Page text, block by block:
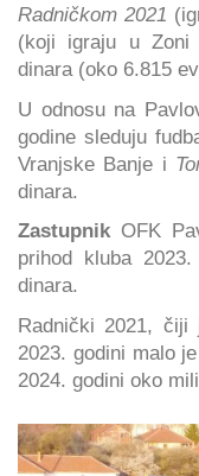
Radničkom 2021
(koji igraju u
dinara (oko 6.815
U odnosu na
godine sleduju
Vranjske Banje i
dinara.
Zastupnik OFK
prihod kluba
dinara.
Radnički 2021, čiji
2023. godini malo
2024. godini oko